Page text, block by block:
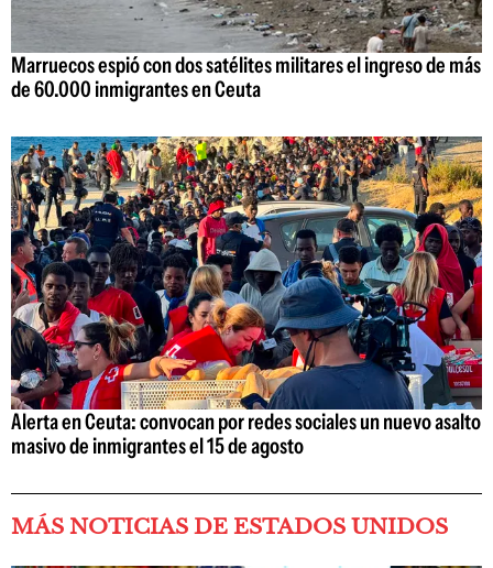
Marruecos espió con dos satélites militares el ingreso de más
de 60.000 inmigrantes en Ceuta
Alerta en Ceuta: convocan por redes sociales un nuevo asalto
masivo de inmigrantes el 15 de agosto
MÁS NOTICIAS DE ESTADOS UNIDOS